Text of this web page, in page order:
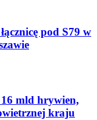
pod S79 w
mld hrywien,
kraju